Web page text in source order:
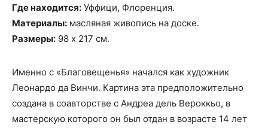
Где находится: Уффици, Флоренция.
Материалы: масляная живопись на доске.
Размеры: 98 х 217 см.
Именно с «Благовещенья» начался как художник
Леонардо да Винчи. Картина эта предположительно
создана в соавторстве с Андреа дель Вероккьо, в
мастерскую которого он был отдан в возрасте 14 лет